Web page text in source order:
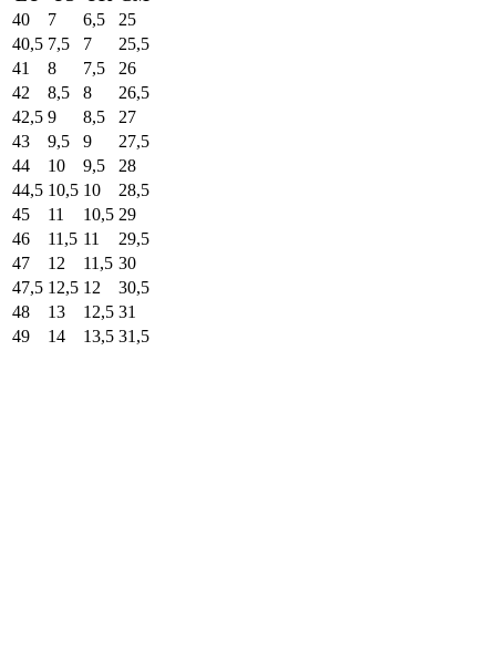
40
7 6,5
25
40,5 7,5 7
25,5
41
8 7,5
26
42
8,5 8
26,5
42,5 9 8,5
27
43
9,5 9
27,5
44
10 9,5
28
44,5 10,5 10
28,5
45
11 10,5 29
46
11,5 11
29,5
47
12 11,5 30
47,5 12,5 12
30,5
48
13 12,5 31
49
14 13,5 31,5